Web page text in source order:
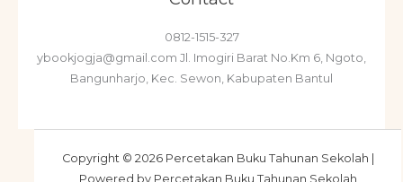
0812-1515-327
ybookjogja@gmail.com Jl. Imogiri Barat No.Km 6, Ngoto,
Bangunharjo, Kec. Sewon, Kabupaten Bantul
Copyright © 2026 Percetakan Buku Tahunan Sekolah |
Powered by Percetakan Buku Tahunan Sekolah